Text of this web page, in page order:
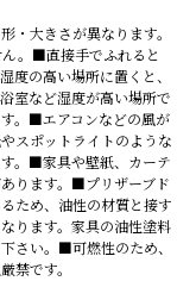
大きさが異なります。
。■直接手でふれると
の高い場所に置くと、
室など湿度が高い場所で
。■エアコンなどの風が
スポットライトのような
。■家具や壁紙、カーテ
ります。■プリザーブド
ため、油性の材質と接す
ります。家具の油性塗料
さい。■可燃性のため、
禁です。